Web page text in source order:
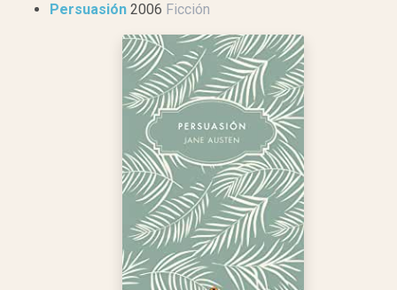
Persuasión 2006 Ficción